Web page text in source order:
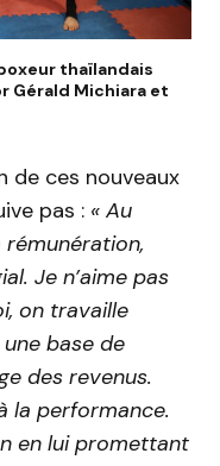
thaïlandais
Gérald Michiara et
de ces nouveaux
pas : « Au
Je n’aime pas
on travaille
base de
des revenus.
la performance.
en lui promettant